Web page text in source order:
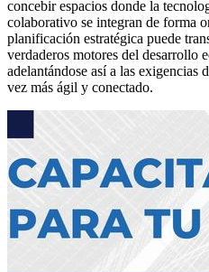
concebir espacios donde la
colaborativo se integran de forma
planificación estratégica puede
verdaderos motores del desarrollo
adelantándose así a las exigencias
vez más ágil y conectado.